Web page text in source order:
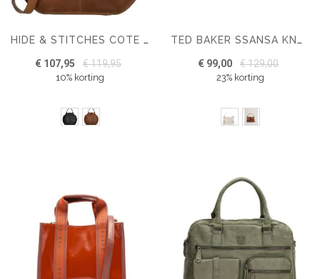
HIDE & STITCHES COTE D AZUR HANDBAG
€ 107,95 € 119,95
10% korting
TED BAKER SSANSA KNOT BOW MINI TOP HANDLE BAG
€ 99,00 € 129,00
23% korting